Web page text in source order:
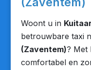
Woont u in
betrouwbare taxi
(Zaventem)? Met
comfortabel en